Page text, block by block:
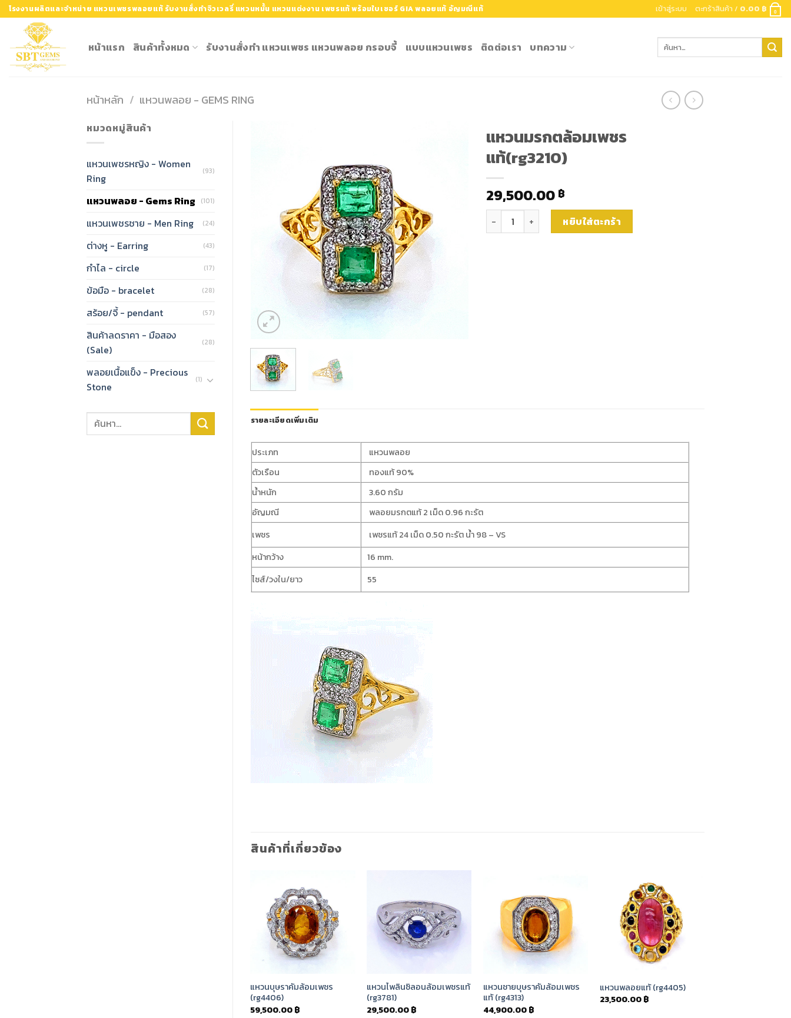
Skip
to
content
โรงงานผลิตและจำหน่าย แหวนเพชรพลอยแท้ รับงานสั่งทำจิวเวลรี่ แหวนหมั้น แหวนแต่งงาน เพชรแท้ พร้อมใบเซอร์ GIA พลอยแท้ อัญมณีแท้ เข้าสู่ระบบ ตะกร้าสินค้า / 0.00 ฿ 0
หน้าแรก สินค้าทั้งหมด รับงานสั่งทำ แหวนเพชร แหวนพลอย กรอบจี้ แบบแหวนเพชร ติดต่อเรา บทความ ค้นหา:
หน้าหลัก / แหวนพลอย - GEMS RING
หมวดหมู่สินค้า
แหวนเพชรหญิง - Women
Ring
(93)
แหวนพลอย - Gems Ring (101)
แหวนเพชรชาย - Men Ring (24)
ต่างหู - Earring (43)
กำไล - circle (17)
ข้อมือ - bracelet (28)
สร้อย/จี้ - pendant (57)
สินค้าลดราคา - มือสอง
(Sale)
(28)
พลอยเนื้อแข็ง - Precious
Stone
(1)
แหวนมรกตล้อมเพชร
แท้(rg3210)
29,500.00 ฿
จำนวน แหวนมรกตล้อมเพชรแท้(rg3210) ชิ้น
หยิบใส่ตะกร้า
รายละเอียดเพิ่มเติม
ประเภท
แหวนพลอย
ตัวเรือน
ทองแท้ 90%
น้ำหนัก
3.60 กรัม
อัญมณี
พลอยมรกตแท้ 2 เม็ด 0.96 กะรัต
เพชร
เพชรแท้ 24 เม็ด 0.50 กะรัต น้ำ 98 – VS
หน้ากว้าง
16 mm.
ไซส์/วงใน/ยาว
55
สินค้าที่เกี่ยวข้อง
Add to
Wishlist
แหวนบุษราคัมล้อมเพชร
(rg4406)
59,500.00฿
Add to
Wishlist
แหวนไพลินซิลอนล้อมเพชรแท้
(rg3781)
29,500.00฿
Add to
Wishlist
แหวนชายบุษราคัมล้อมเพชร
แท้ (rg4313)
44,900.00฿
Add to
Wishlist
แหวนพลอยแท้ (rg4405)
23,500.00฿